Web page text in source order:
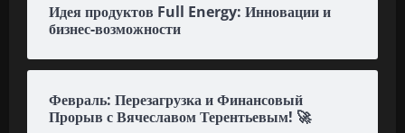
Идея продуктов Full Energy: Инновации и
бизнес-возможности
Февраль: Перезагрузка и Финансовый
Прорыв с Вячеславом Терентьевым! 🚀